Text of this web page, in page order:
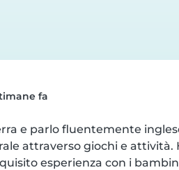
fa
e parlo fluentemente
attraverso giochi e attività.
esperienza con i